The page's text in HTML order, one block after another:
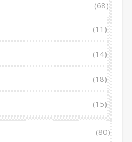
(68)
(11)
(14)
(18)
(15)
(80)